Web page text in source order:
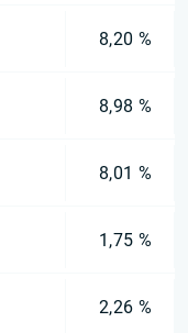
8,20 %
8,98 %
8,01 %
1,75 %
2,26 %